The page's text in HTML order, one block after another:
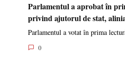
Comisia Electorală Centrală
0